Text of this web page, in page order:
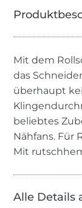
Mit dem
das
überhaupt
beliebtes
Nähfans. Für
Mit
Alle Details